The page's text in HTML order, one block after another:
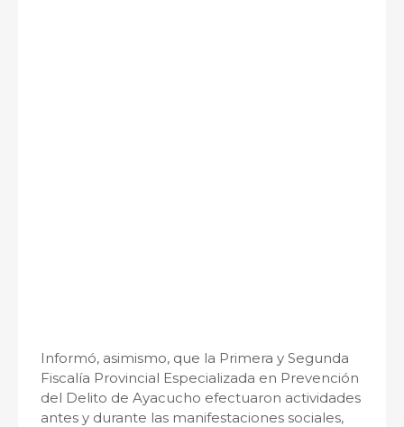
Informó, asimismo, que la Primera y Segunda
Fiscalía Provincial Especializada en Prevención
del Delito de Ayacucho efectuaron actividades
antes y durante las manifestaciones sociales,